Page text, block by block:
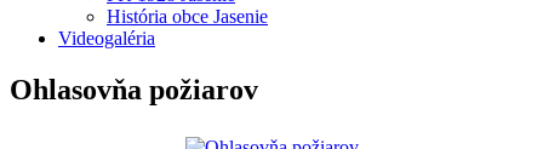
História obce Jasenie
Videogaléria
Ohlasovňa požiarov